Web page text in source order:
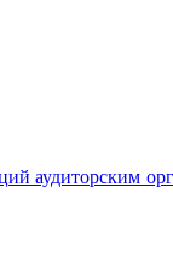
аудиторским